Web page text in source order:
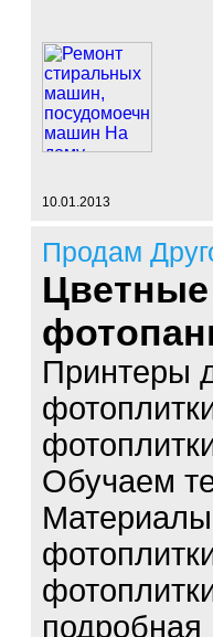
10.01.2013
Продам
Принтеры
Обучаем